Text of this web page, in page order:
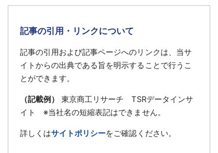
記事の引用・リンクについて
記事の引用および記事ページへのリンクは、当サ
イトからの出典である旨を明示することで行うこ
とができます。
（記載例）
東京商工リサーチ TSRデータインサ
イト ※当社名の短縮表記はできません。
詳しくはサイトポリシーをご確認ください。